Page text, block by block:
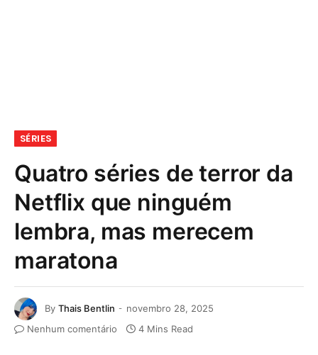
SÉRIES
Quatro séries de terror da
Netflix que ninguém
lembra, mas merecem
maratona
By Thais Bentlin
novembro 28, 2025
Nenhum comentário
4 Mins Read